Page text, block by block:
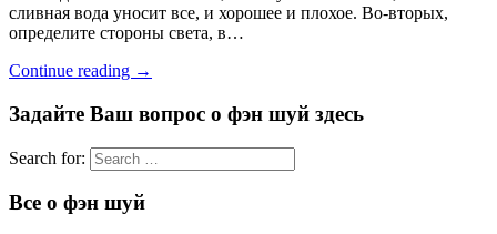
сливная вода уносит все, и хорошее и плохое. Во-вторых,
определите стороны света, в…
Continue reading →
Задайте Ваш вопрос о фэн шуй здесь
Search for:
Все о фэн шуй